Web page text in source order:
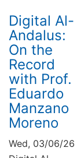
Digital Al-
Andalus:
On the
Record
with Prof.
Eduardo
Manzano
Moreno
Wed, 03/06/26